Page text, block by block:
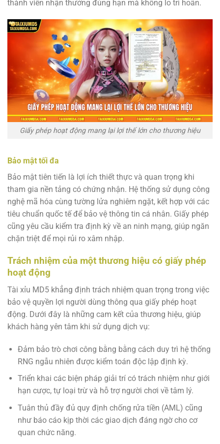
thành viên nhận thưởng đúng hạn mà không lo trì hoãn.
Giấy phép hoạt động mang lại lợi thế lớn cho thương hiệu
Bảo mật tối đa
Bảo mật tiên tiến là lợi ích thiết thực và quan trọng khi
tham gia nền tảng có chứng nhận. Hệ thống sử dụng công
nghệ mã hóa cùng tường lửa nghiêm ngặt, kết hợp với các
tiêu chuẩn quốc tế để bảo vệ thông tin cá nhân. Giấy phép
cũng yêu cầu kiểm tra định kỳ về an ninh mạng, giúp ngăn
chặn triệt để mọi rủi ro xâm nhập.
Trách nhiệm của một thương hiệu có giấy phép
hoạt động
Tài xỉu MD5 khẳng định trách nhiệm quan trọng trong việc
bảo vệ quyền lợi người dùng thông qua giấy phép hoạt
động. Dưới đây là những cam kết của thương hiệu, giúp
khách hàng yên tâm khi sử dụng dịch vụ:
Đảm bảo trò chơi công bằng bằng cách duy trì hệ thống
RNG ngẫu nhiên được kiểm toán độc lập định kỳ.
Triển khai các biện pháp giải trí có trách nhiệm như giới
hạn cược, tự loại trừ và hỗ trợ người chơi về tâm lý.
Tuân thủ đầy đủ quy định chống rửa tiền (AML) cũng
như báo cáo kịp thời các giao dịch đáng ngờ cho cơ
quan chức năng.